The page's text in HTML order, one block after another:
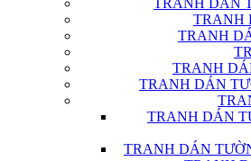
TRANH DÁN
TRANH
TRANH
TRANH
TRANH DÁN
TRANH DÁN
TRANH DÁN